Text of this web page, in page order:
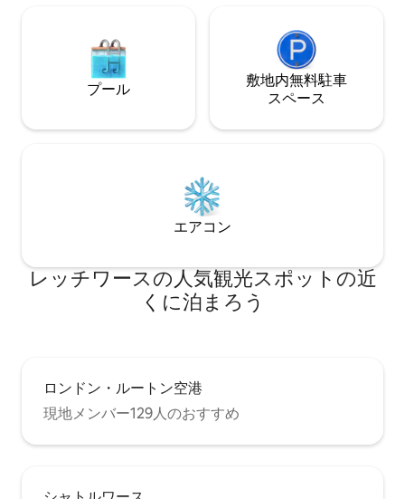
プール
敷地内無料駐⁠車
ス⁠ペ⁠ー⁠ス
エアコン
レッチワースの人気観光スポットの近
くに泊まろう
ロンドン・ルートン空港
現地メンバー129人のおすすめ